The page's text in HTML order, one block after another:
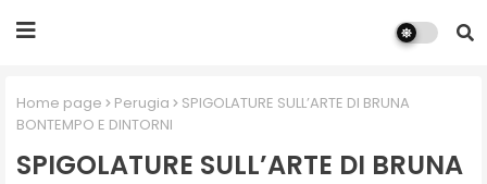
Home page Perugia
SPIGOLATURE SULL’ARTE DI BRUNA
BONTEMPO E DINTORNI
SPIGOLATURE SULL’ARTE DI BRUNA